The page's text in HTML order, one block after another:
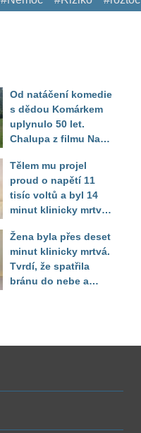
Od natáčení komedie
s dědou Komárkem
uplynulo 50 let.
Chalupa z filmu Na
proměnila k
nepoznání
Tělem mu projel
proud o napětí 11
tisíc voltů a byl 14
minut klinicky mrtvý.
mladík nejkrutější
daň
Žena byla přes deset
minut klinicky mrtvá.
Tvrdí, že spatřila
bránu do nebe a